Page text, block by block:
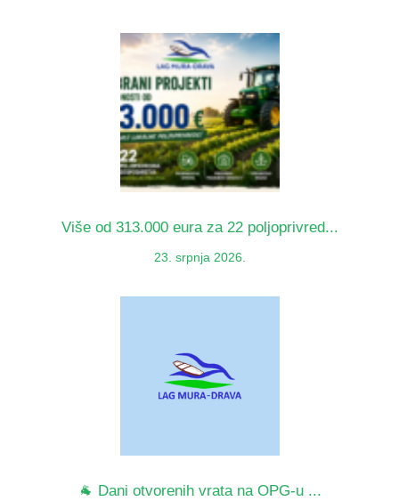
Više od 313.000 eura za 22 poljoprivred...
23. srpnja 2026.
🐐 Dani otvorenih vrata na OPG-u ...